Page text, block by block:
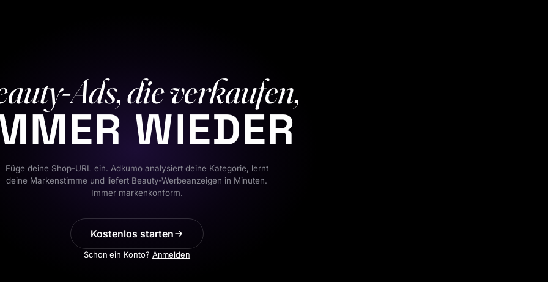
Ads, die verkaufen,
WIEDER
Füge deine Shop-URL ein. Adkumo analysiert deine Kategorie, lernt
deine Markenstimme und liefert Beauty-Werbeanzeigen in Minuten.
Immer markenkonform.
Kostenlos starten
Schon ein Konto? Anmelden